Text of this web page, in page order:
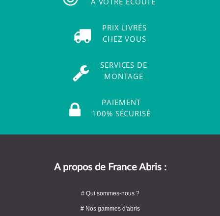
PRIX LIVRÉS
CHEZ VOUS
SERVICES DE
MONTAGE
PAIEMENT
100% SÉCURISÉ
A propos de France Abris :
# Qui sommes-nous ?
# Nos gammes d'abris